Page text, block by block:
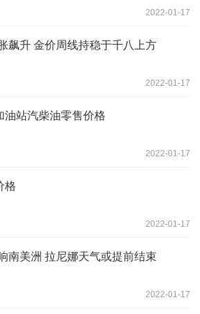
2022-01-17
飙升 金价周线持稳于千八上方
2022-01-17
油站汽柴油零售价格
2022-01-17
格
2022-01-17
南美洲 拉尼娜天气或提前结束
2022-01-17